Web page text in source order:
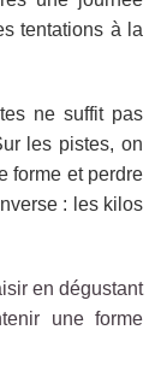
tentations à la
ne suffit pas
les pistes, on
forme et perdre
: les kilos
en dégustant
une forme